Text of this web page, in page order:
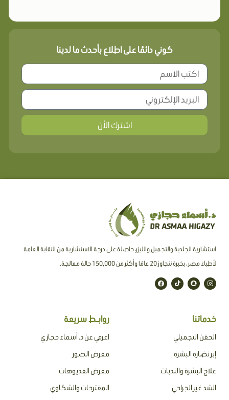
كوني دائمًا على اطلاع بأحدث ما لدينا
اشترك الأن
استشارية الجلدية والتجميل والليزر، حاصلة على درجة الاستشارية من النقابة العامة
لأطباء مصر ، بخبرة تتجاوز 20 عامًا وأكثر من 150,000 حالة معالجة.
I
n
s
a
S
n
a
a
t
T
i
k
F
a
c
خدماتنا
الحقن التجميلي
إبر نضارة البشرة
علاج البشرة والندبات
الشد غير الجراحي
روابـط سريعة
اعرفي عن د. أسماء حجازي
معرض الصور
معرض الفديوهات
المقترحات والشكاوي